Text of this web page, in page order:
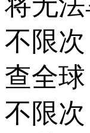
不限次
查全球
不限次